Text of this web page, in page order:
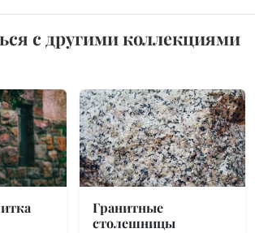
с другими коллекциями
Гранитные
столешницы